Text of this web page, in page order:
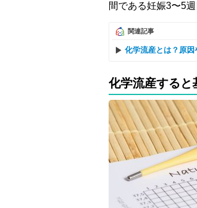
間である妊娠3〜5
関連記事
化学流産とは？原因
化学流産すると